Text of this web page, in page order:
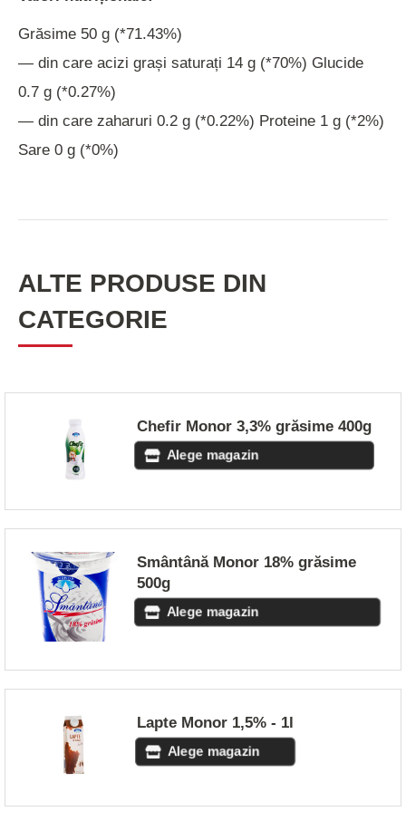
Grăsime 50 g (*71.43%)
— din care acizi grași saturați 14 g (*70%) Glucide
0.7 g (*0.27%)
— din care zaharuri 0.2 g (*0.22%) Proteine 1 g (*2%)
Sare 0 g (*0%)
ALTE PRODUSE DIN
CATEGORIE
Chefir Monor 3,3% grăsime 400g
Alege magazin
Smântână Monor 18% grăsime
500g
Alege magazin
Lapte Monor 1,5% - 1l
Alege magazin